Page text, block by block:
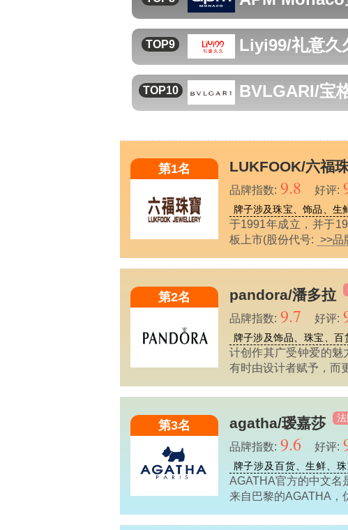
TOP9 Liyi99/礼意久
TOP10 BVLGARI/宝
第1名 LUKFOOK/六福
品牌指数: 9.8 好评:
牌子涉及珠宝、饰品、生
于1991年成立，并于
板上市(股份代号: >>品
第2名 pandora/潘多拉
品牌指数: 9.7 好评:
牌子涉及饰品、珠宝、百
计创作其广受钟爱的魅
有时由设计者赋予，而
第3名 agatha/瑷嘉莎
品牌指数: 9.6 好评:
牌子涉及百货、生鲜、
AGATHA官方的中文名
来自巴黎的AGATHA，